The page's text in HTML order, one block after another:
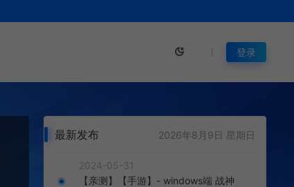
登录
最新发布 2026年8月9日 星期日
2024-05-31
【亲测】【手游】- windows端 战神